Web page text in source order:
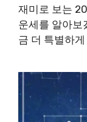
재미로 보는
운세를 알아보
금 더 특별하